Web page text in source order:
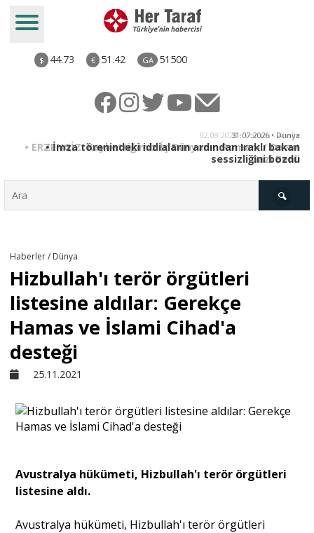
$ 44.73 € 51.42 GA 51500
31.07.2026 • Dünya
• İmza törenindeki iddiaların ardından Iraklı bakan
sessizliğini bozdu
Derkenar
Sivil Toplum
Ekonomi
Dünya
Yorum - Analiz
Haberler / Dünya
Hizbullah'ı terör örgütleri
listesine aldılar: Gerekçe
Hamas ve İslami Cihad'a
desteği
25.11.2021
Avustralya hükümeti, Hizbullah'ı terör örgütleri
listesine aldı.
Avustralya hükümeti, Hizbullah'ı terör örgütleri